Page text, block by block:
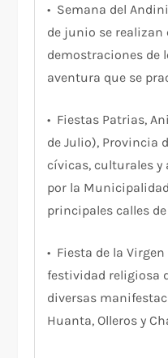
• Semana del
de junio se realizan
demostraciones de
aventura que se
• Fiestas Patrias,
de Julio), Provincia
cívicas, culturales
por la
principales calles
• Fiesta de la
festividad religiosa
diversas
Huanta, Olleros y